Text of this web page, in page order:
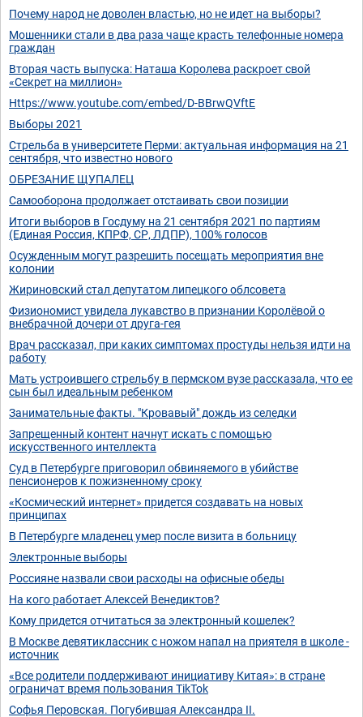
Почему народ не доволен властью, но не идет на выборы?
Мошенники стали в два раза чаще красть телефонные номера
граждан
Вторая часть выпуска: Наташа Королева раскроет свой
«Секрет на миллион»
Https://www.youtube.com/embed/D-BBrwQVftE
Выборы 2021
Стрельба в университете Перми: актуальная информация на 21
сентября, что известно нового
ОБРЕЗАНИЕ ЩУПАЛЕЦ
Самооборона продолжает отстаивать свои позиции
Итоги выборов в Госдуму на 21 сентября 2021 по партиям
(Единая Россия, КПРФ, СР, ЛДПР), 100% голосов
Осужденным могут разрешить посещать мероприятия вне
колонии
Жириновский стал депутатом липецкого облсовета
Физиономист увидела лукавство в признании Королёвой о
внебрачной дочери от друга-гея
Врач рассказал, при каких симптомах простуды нельзя идти на
работу
Мать устроившего стрельбу в пермском вузе рассказала, что ее
сын был идеальным ребенком
Занимательные факты. "Кровавый" дождь из селедки
Запрещенный контент начнут искать с помощью
искусственного интеллекта
Суд в Петербурге приговорил обвиняемого в убийстве
пенсионеров к пожизненному сроку
«Космический интернет» придется создавать на новых
принципах
В Петербурге младенец умер после визита в больницу
Электронные выборы
Россияне назвали свои расходы на офисные обеды
На кого работает Алексей Венедиктов?
Кому придется отчитаться за электронный кошелек?
В Москве девятиклассник с ножом напал на приятеля в школе -
источник
«Все родители поддерживают инициативу Китая»: в стране
ограничат время пользования TikTok
Софья Перовская. Пoгубившaя Александра II.